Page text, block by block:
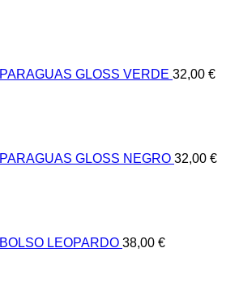
PARAGUAS GLOSS VERDE 32,00 €
PARAGUAS GLOSS NEGRO 32,00 €
BOLSO LEOPARDO 38,00 €